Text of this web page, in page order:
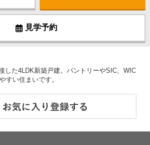
見学予約
した4LDK新築戸建。パントリーやSIC、WIC
すい住まいです。